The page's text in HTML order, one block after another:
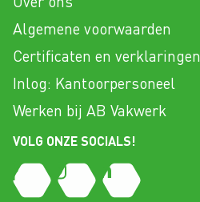
Algemene voorwaarden
Certificaten en verklaringen
Inlog: Kantoorpersoneel
Werken bij AB Vakwerk
VOLG ONZE SOCIALS!